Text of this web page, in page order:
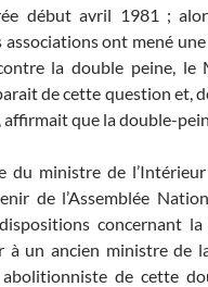
début avril 1981 ;
ont mené
la double peine, le
de cette question et,
affirmait que la double-
du ministre de l’Intérieur
de l’Assemblée
concernant
à un ancien ministre de
de cette